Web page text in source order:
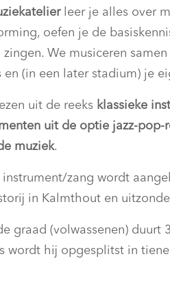
leer je alles over
oefen je de
zingen. We musiceren
en (in een later stadium) je
uit de reeks klassieke
uit de optie jazz-pop-
muziek.
zang wordt
in Kalmthout en
graad (volwassenen)
wordt hij opgesplitst in